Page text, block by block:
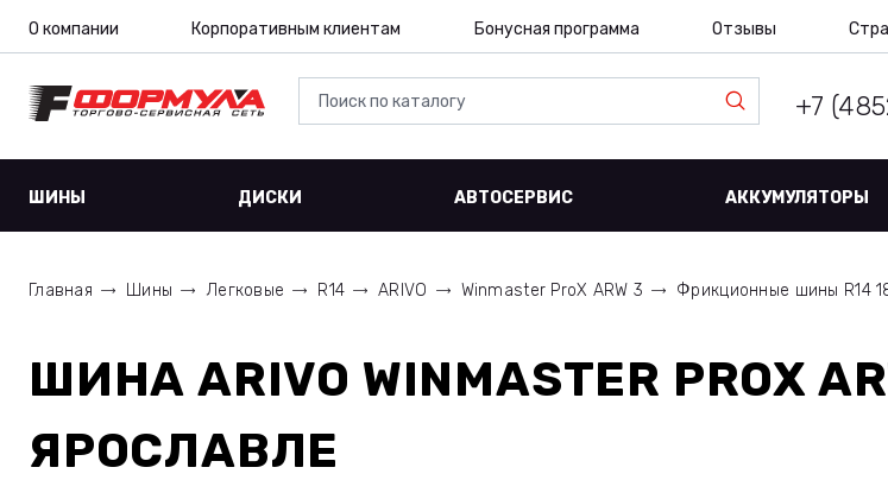
О компании Корпоративным клиентам Бонусная программа Отзывы
+7
ШИНЫ ДИСКИ АВТОСЕРВИС АККУМУЛЯТОРЫ
Главная Шины Легковые R14 ARIVO Winmaster ProX ARW 3 Фрикционные шины R14
ШИНА ARIVO WINMASTER PROX
ЯРОСЛАВЛЕ